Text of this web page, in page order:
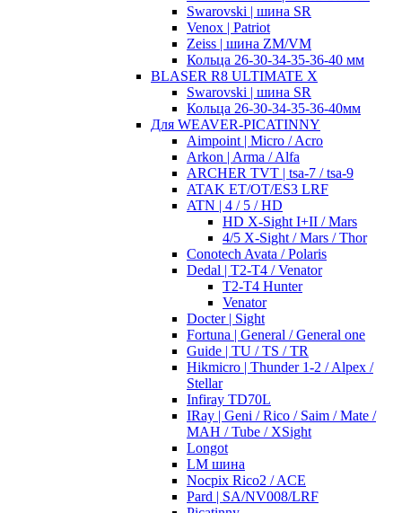
Swarovski | шина SR
Venox | Patriot
Zeiss | шина ZM/VM
Кольца 26-30-34-35-36-40 мм
BLASER R8 ULTIMATE X
Swarovski | шина SR
Кольца 26-30-34-35-36-40мм
Для WEAVER-PICATINNY
Aimpoint | Micro / Acro
Arkon | Arma / Alfa
ARCHER TVT | tsa-7 / tsa-9
ATAK ET/OT/ES3 LRF
ATN | 4 / 5 / HD
HD X-Sight I+II / Mars
4/5 X-Sight / Mars / Thor
Conotech Avata / Polaris
Dedal | T2-T4 / Venator
T2-T4 Hunter
Venator
Docter | Sight
Fortuna | General / General one
Guide | TU / TS / TR
Hikmicro | Thunder 1-2 / Alpex /
Stellar
Infiray TD70L
IRay | Geni / Rico / Saim / Mate /
MAH / Tube / XSight
Longot
LM шина
Nocpix Rico2 / ACE
Pard | SA/NV008/LRF